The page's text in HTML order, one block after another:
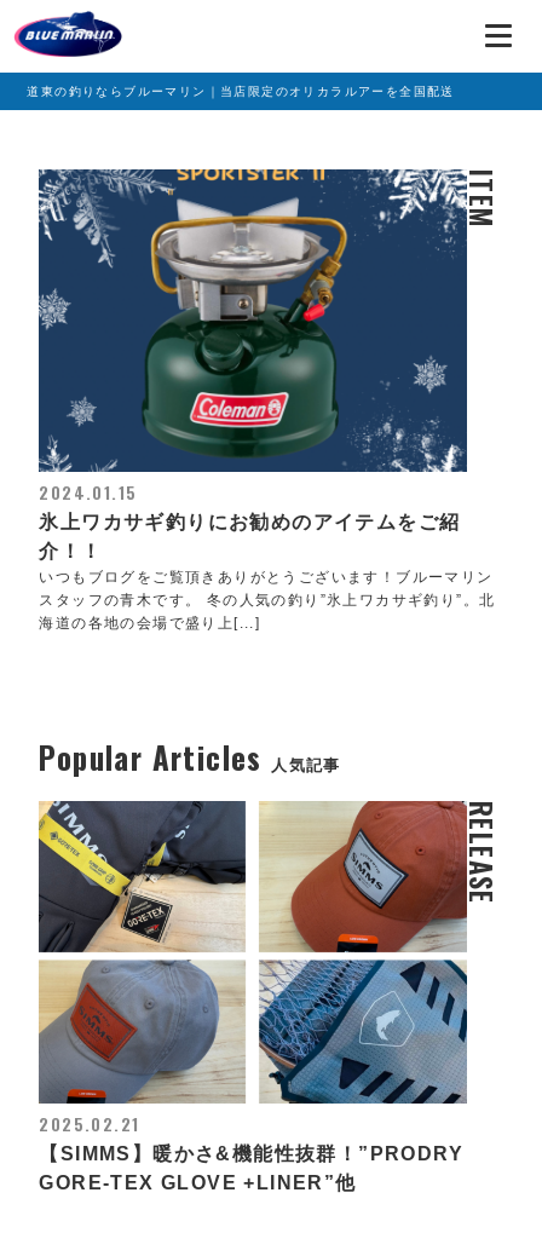
道東の釣りならブルーマリン｜当店限定のオリカラルアーを全国配送
ITEM
2024.01.15
氷上ワカサギ釣りにお勧めのアイテムをご紹
介！！
いつもブログをご覧頂きありがとうございます！ブルーマリン
スタッフの青木です。 冬の人気の釣り”氷上ワカサギ釣り”。北
海道の各地の会場で盛り上[...]
Popular Articles 人気記事
RELEASE
2025.02.21
【SIMMS】暖かさ&機能性抜群！”PRODRY
GORE-TEX GLOVE +LINER”他